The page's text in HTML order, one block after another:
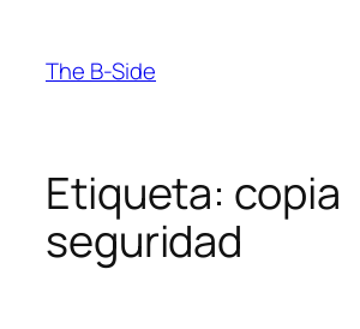
contenido
The B-Side
Etiqueta: copia
seguridad